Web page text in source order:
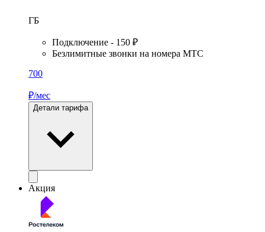
ГБ
Подключение - 150 ₽
Безлимитные звонки на номера МТС
700
₽/мес
Детали тарифа
Акция